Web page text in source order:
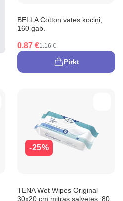
BELLA Cotton vates kociņi,
160 gab.
0.87 €1.16 €
Pirkt
-25%
TENA Wet Wipes Original
30x20 cm mitrās salvetes, 80